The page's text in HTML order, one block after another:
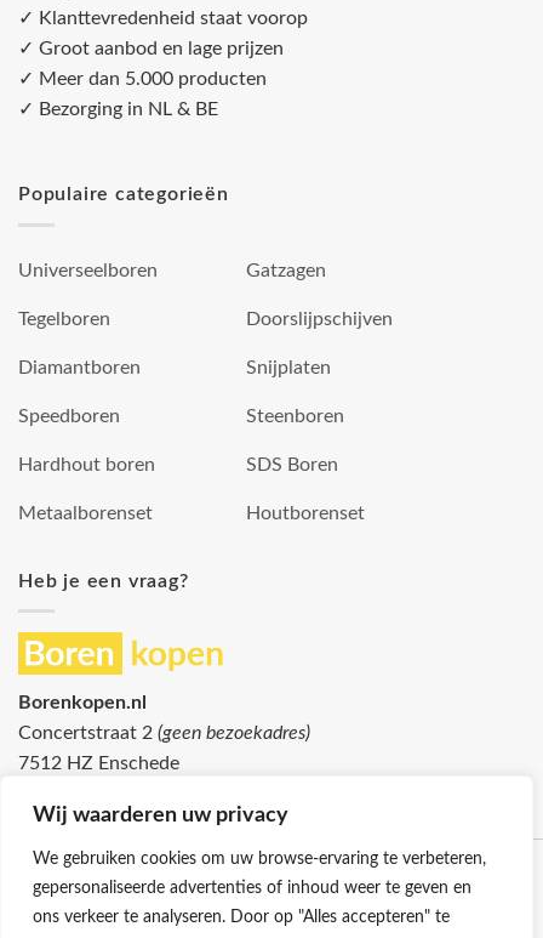
Wij waarderen uw privacy
We gebruiken cookies om uw browse-ervaring te verbeteren,
gepersonaliseerde advertenties of inhoud weer te geven en
ons verkeer te analyseren. Door op "Alles accepteren" te
✓ Klanttevredenheid staat voorop
✓ Groot aanbod en lage prijzen
✓ Meer dan 5.000 producten
✓ Bezorging in NL & BE
Populaire categorieën
Universeelboren
Tegelboren
Diamantboren
Speedboren
Hardhout boren
Metaalborenset
Gatzagen
Doorslijpschijven
Snijplaten
Steenboren
SDS Boren
Houtborenset
Heb je een vraag?
Borenkopen.nl
Concertstraat 2 (geen bezoekadres)
7512 HZ Enschede